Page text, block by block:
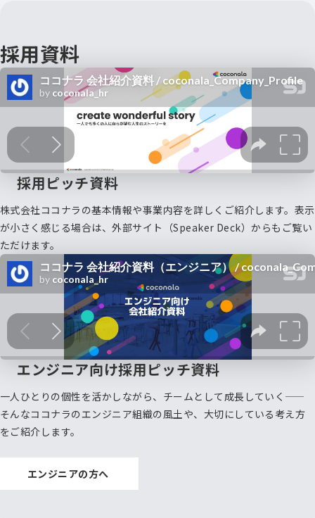
採用資料
採用ピッチ資料
株式会社ココナラの基本情報や事業内容を詳しくご紹介します。表示
が小さく感じる場合は、外部サイト（Speaker Deck）からもご覧い
ただけます。
エンジニア向け採用ピッチ資料
一人ひとりの個性を活かしながら、チームとして成長していく——
そんなココナラのエンジニア組織の風土や、大切にしている考え方
をご紹介します。
エンジニアの方へ